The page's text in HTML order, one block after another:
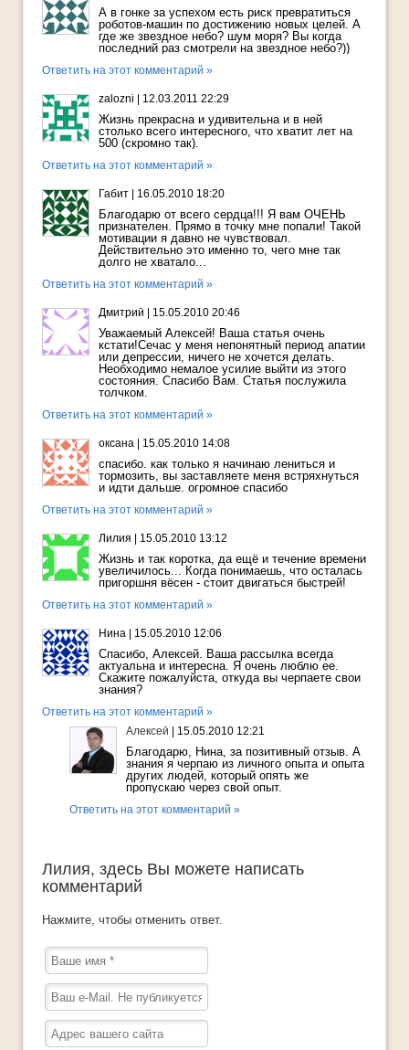
А в гонке за успехом есть риск превратиться
роботов-машин по достижению новых целей. А
где же звездное небо? шум моря? Вы когда
последний раз смотрели на звездное небо?))
Ответить на этот комментарий »
zalozni 12.03.2011 22:29
Жизнь прекрасна и удивительна и в ней
столько всего интересного, что хватит лет на
500 (скромно так).
Ответить на этот комментарий »
Габит 16.05.2010 18:20
Благодарю от всего сердца!!! Я вам ОЧЕНЬ
признателен. Прямо в точку мне попали! Такой
мотивации я давно не чувствовал.
Действительно это именно то, чего мне так
долго не хватало...
Ответить на этот комментарий »
Дмитрий 15.05.2010 20:46
Уважаемый Алексей! Ваша статья очень
кстати!Сечас у меня непонятный период апатии
или депрессии, ничего не хочется делать.
Необходимо немалое усилие выйти из этого
состояния. Спасибо Вам. Статья послужила
толчком.
Ответить на этот комментарий »
оксана 15.05.2010 14:08
спасибо. как только я начинаю лениться и
тормозить, вы заставляете меня встряхнуться
и идти дальше. огромное спасибо
Ответить на этот комментарий »
Лилия 15.05.2010 13:12
Жизнь и так коротка, да ещё и течение времени
увеличилось... Когда понимаешь, что осталась
пригоршня вёсен - стоит двигаться быстрей!
Ответить на этот комментарий »
Нина 15.05.2010 12:06
Спасибо, Алексей. Ваша рассылка всегда
актуальна и интересна. Я очень люблю ее.
Скажите пожалуйста, откуда вы черпаете свои
знания?
Ответить на этот комментарий »
Алексей
15.05.2010 12:21
Благодарю, Нина, за позитивный отзыв. А
знания я черпаю из личного опыта и опыта
других людей, который опять же
пропускаю через свой опыт.
Ответить на этот комментарий »
Лилия, здесь Вы можете написать
комментарий
Нажмите, чтобы отменить ответ.